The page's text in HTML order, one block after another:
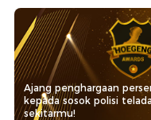
Ajang penghargaan
kepada sosok polisi
sekitarmu!